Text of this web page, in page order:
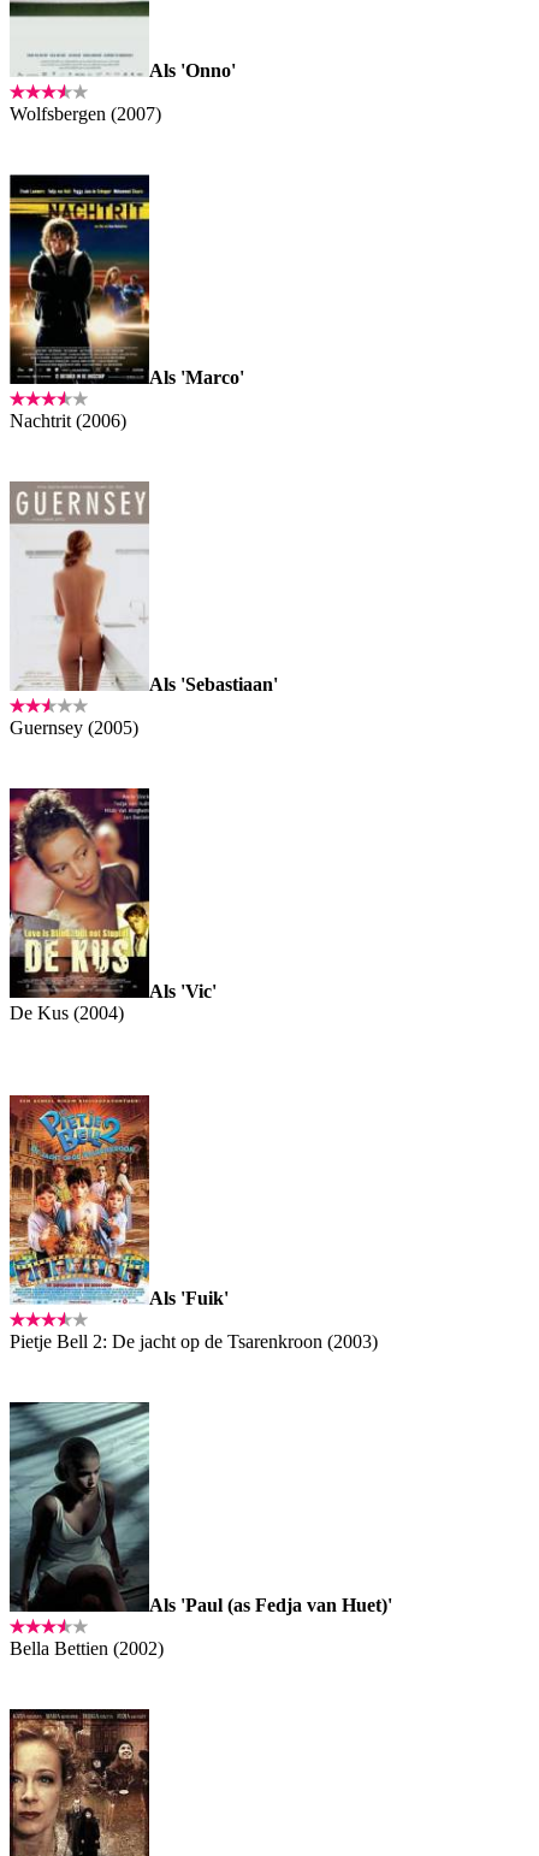
Als 'Onno'
Wolfsbergen (2007)
Als 'Marco'
Nachtrit (2006)
Als 'Sebastiaan'
Guernsey (2005)
Als 'Vic'
De Kus (2004)
Als 'Fuik'
Pietje Bell 2: De jacht op de Tsarenkroon (2003)
Als 'Paul (as Fedja van Huet)'
Bella Bettien (2002)